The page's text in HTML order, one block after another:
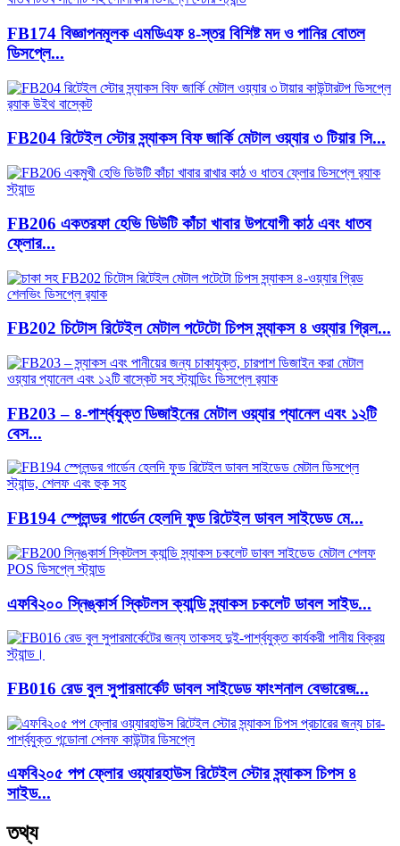
FB174 বিজ্ঞাপনমূলক এমডিএফ ৪-স্তর বিশিষ্ট মদ ও পানির বোতল
ডিসপ্লে...
FB204 রিটেইল স্টোর স্ন্যাকস বিফ জার্কি মেটাল ওয়্যার ৩ টিয়ার সি...
FB206 একতরফা হেভি ডিউটি ​​কাঁচা খাবার উপযোগী কাঠ এবং ধাতব
ফ্লোর...
FB202 চিটোস রিটেইল মেটাল পটেটো চিপস স্ন্যাকস ৪ ওয়্যার গ্রিল...
FB203 – ৪-পার্শ্বযুক্ত ডিজাইনের মেটাল ওয়্যার প্যানেল এবং ১২টি
বেস...
FB194 স্প্লেন্ডর গার্ডেন হেলদি ফুড রিটেইল ডাবল সাইডেড মে...
এফবি২০০ স্নিঙ্কার্স স্কিটলস ক্যান্ডি স্ন্যাকস চকলেট ডাবল সাইড...
FB016 রেড বুল সুপারমার্কেট ডাবল সাইডেড ফাংশনাল বেভারেজ...
এফবি২০৫ পপ ফ্লোর ওয়্যারহাউস রিটেইল স্টোর স্ন্যাকস চিপস ৪
সাইড...
তথ্য